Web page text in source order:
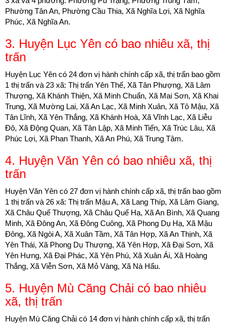
Phường Tân An, Phường Cầu Thia, Xã Nghĩa Lợi, Xã Nghĩa
Phúc, Xã Nghĩa An.
3. Huyện Lục Yên có bao nhiêu xã, thị
trấn
Huyện Lục Yên có 24 ​đơn vị hành chính cấp xã, thị trấn bao gồm
1 thị trấn và 23 xã: Thị trấn Yên Thế, Xã Tân Phượng, Xã Lâm
Thượng, Xã Khánh Thiện, Xã Minh Chuẩn, Xã Mai Sơn, Xã Khai
Trung, Xã Mường Lai, Xã An Lạc, Xã Minh Xuân, Xã Tô Mậu, Xã
Tân Lĩnh, Xã Yên Thắng, Xã Khánh Hoà, Xã Vĩnh Lạc, Xã Liễu
Đô, Xã Động Quan, Xã Tân Lập, Xã Minh Tiến, Xã Trúc Lâu, Xã
Phúc Lợi, Xã Phan Thanh, Xã An Phú, Xã Trung Tâm.
4. Huyện Văn Yên có bao nhiêu xã, thị
trấn
Huyện Văn Yên có 27 ​đơn vị hành chính cấp xã, thị trấn bao gồm
1 thị trấn và 26 xã: Thị trấn Mậu A, Xã Lang Thíp, Xã Lâm Giang,
Xã Châu Quế Thượng, Xã Châu Quế Hạ, Xã An Bình, Xã Quang
Minh, Xã Đông An, Xã Đông Cuông, Xã Phong Dụ Hạ, Xã Mậu
Đông, Xã Ngòi A, Xã Xuân Tầm, Xã Tân Hợp, Xã An Thịnh, Xã
Yên Thái, Xã Phong Dụ Thượng, Xã Yên Hợp, Xã Đại Sơn, Xã
Yên Hưng, Xã Đại Phác, Xã Yên Phú, Xã Xuân Ái, Xã Hoàng
Thắng, Xã Viễn Sơn, Xã Mỏ Vàng, Xã Nà Hẩu.
5. Huyện Mù Căng Chải có bao nhiêu
xã, thị trấn
Huyện Mù Căng Chải có 14 ​đơn vị hành chính cấp xã, thị trấn